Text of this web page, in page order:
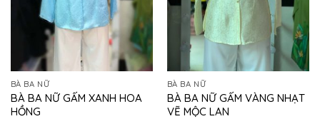
BÀ BA NỮ
BÀ BA NỮ GẤM XANH HOA
HỒNG
BÀ BA NỮ
BÀ BA NỮ GẤM VÀNG NHẠT
VẼ MỘC LAN